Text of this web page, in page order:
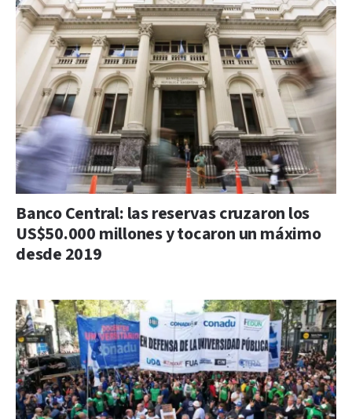
Banco Central: las reservas cruzaron los
US$50.000 millones y tocaron un máximo
desde 2019